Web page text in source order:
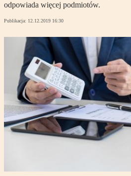
odpowiada więcej podmiotów.
Publikacja: 12.12.2019 16:30